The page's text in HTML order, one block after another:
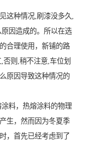
这种情况,刷漆没多久,
因造成的。所以在选
合理使用，新铺的路
否则,稍不注意,车位划
原因导致这种情况的
料，热熔涂料的物理
生，然而因为冬夏季
，首先已经考虑到了